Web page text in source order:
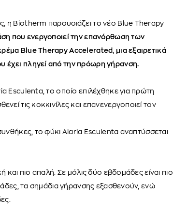
η Biotherm παρουσιάζει το νέο Blue Therapy
που ενεργοποιεί την επανόρθωση των
Blue Therapy Accelerated, μια εξαιρετικά
έχει πληγεί από την πρόωρη γήρανση.
Esculenta, το οποίο επιλέχθηκε για πρώτη
τις κοκκινίλες και επανενεργοποιεί τον
το φύκι Alaria Esculenta αναπτύσσεται
και πιο απαλή. Σε μόλις δύο εβδομάδες είναι πιο
τα σημάδια γήρανσης εξασθενούν, ενώ